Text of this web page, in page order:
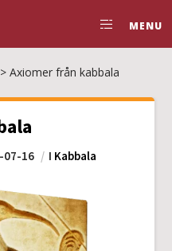
MENU
>Axiomer från kabbala
07-16 I Kabbala